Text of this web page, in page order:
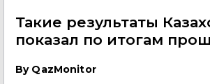
Такие результаты
показал по итогам
By QazMonitor